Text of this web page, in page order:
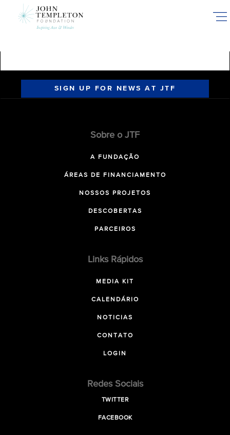
SIGN UP FOR NEWS AT JTF
Sobre o JTF
A FUNDAÇÃO
ÁREAS DE FINANCIAMENTO
NOSSOS PROJETOS
DESCOBERTAS
PARCEIROS
Links Rápidos
MEDIA KIT
CALENDÁRIO
NOTICIAS
CONTATO
LOGIN
Redes Sociais
TWITTER
FACEBOOK